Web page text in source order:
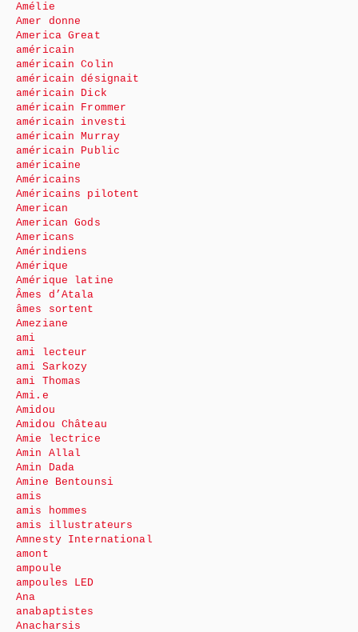
Amélie
Amer donne
America Great
américain
américain Colin
américain désignait
américain Dick
américain Frommer
américain investi
américain Murray
américain Public
américaine
Américains
Américains pilotent
American
American Gods
Americans
Amérindiens
Amérique
Amérique latine
Âmes d’Atala
âmes sortent
Ameziane
ami
ami lecteur
ami Sarkozy
ami Thomas
Ami.e
Amidou
Amidou Château
Amie lectrice
Amin Allal
Amin Dada
Amine Bentounsi
amis
amis hommes
amis illustrateurs
Amnesty International
amont
ampoule
ampoules LED
Ana
anabaptistes
Anacharsis